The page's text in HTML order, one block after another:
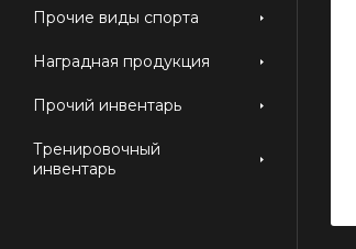
Прочие виды спорта
Наградная продукция
Прочий инвентарь
Тренировочный
инвентарь